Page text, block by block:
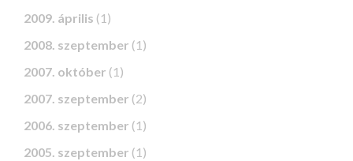
2009. április (1)
2008. szeptember (1)
2007. október (1)
2007. szeptember (2)
2006. szeptember (1)
2005. szeptember (1)